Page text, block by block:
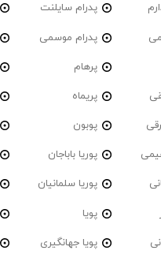
پدرام‌ سایلنت
پدرام موسمی
پرهام
پریماه
پوبون
پوریا باباجان
پوریا سلمانیان
پویا
پویا جهانگیری